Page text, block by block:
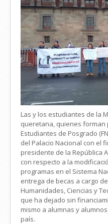
Las y los estudiantes de la
queretana, quienes forman
Estudiantes de Posgrado
del Palacio Nacional con el
presidente de la República
con respecto a la
programas en el Sistema
entrega de becas a cargo
Humanidades, Ciencias y
que ha dejado sin
mismo a alumnas y
país.